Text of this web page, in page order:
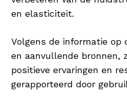
en elasticiteit.
Volgens de informatie op
en aanvullende bronnen,
positieve ervaringen en
gerapporteerd door